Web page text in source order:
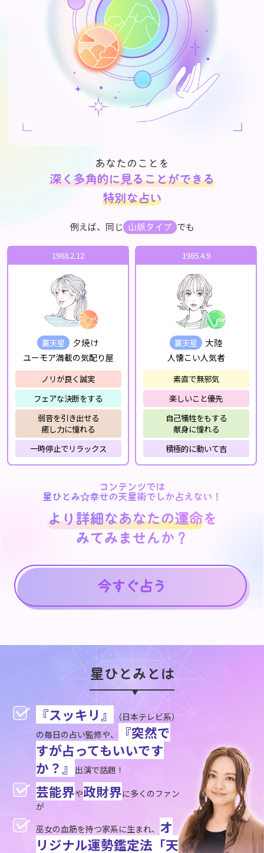
あなたのことを
深く多角的に見ることができる
特別な占い
例えば、同じ 山脈タイプ でも
1988.2.12
裏天星 夕焼け
ユーモア満載の気配り屋
ノリが良く誠実
フェアな決断をする
弱音を引き出せる
癒し力に憧れる
一時停止でリラックス
1985.4.9
裏天星 大陸
人懐こい人気者
素直で無邪気
楽しいこと優先
自己犠牲をもする
献身に憧れる
積極的に動いて吉
コンテンツでは
星ひとみ☆幸せの天星術でしか占えない！
より詳細なあなたの運命を
みてみませんか？
より詳細なあなたの運命を
みてみませんか？
星ひとみとは
『スッキリ』 （日本テレビ系）
の毎日の占い監修や、
『突然で
すが占ってもいいです
か？』
出演で話題！
芸能界や政財界に多くのファン
が
巫女の血筋を持つ家系に生まれ、 オ
リジナル運勢鑑定法「天